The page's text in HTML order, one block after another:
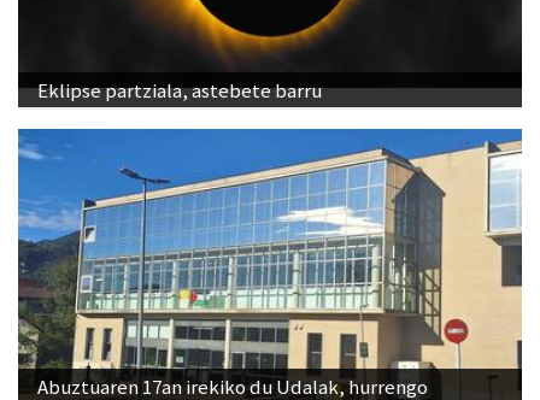
Eklipse partziala, astebete barru
Abuztuaren 17an irekiko du Udalak, hurrengo